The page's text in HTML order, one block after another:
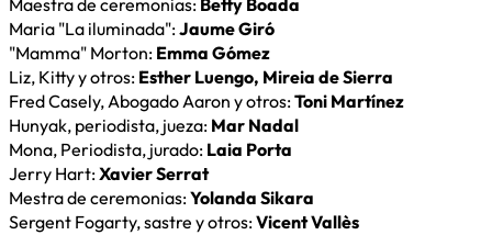
Maestra de ceremonias: Betty Boada
Maria "La iluminada":Jaume Giró
"Mamma" Morton: Emma Gómez
Liz, Kitty y otros: Esther Luengo, Mireia de Sierra
Fred Casely, Abogado Aaron y otros:Toni Martínez
Hunyak, periodista, jueza: Mar Nadal
Mona, Periodista, jurado: Laia Porta
Jerry Hart:Xavier Serrat
Mestra de ceremonias:Yolanda Sikara
Sergent Fogarty, sastre y otros:Vicent Vallès